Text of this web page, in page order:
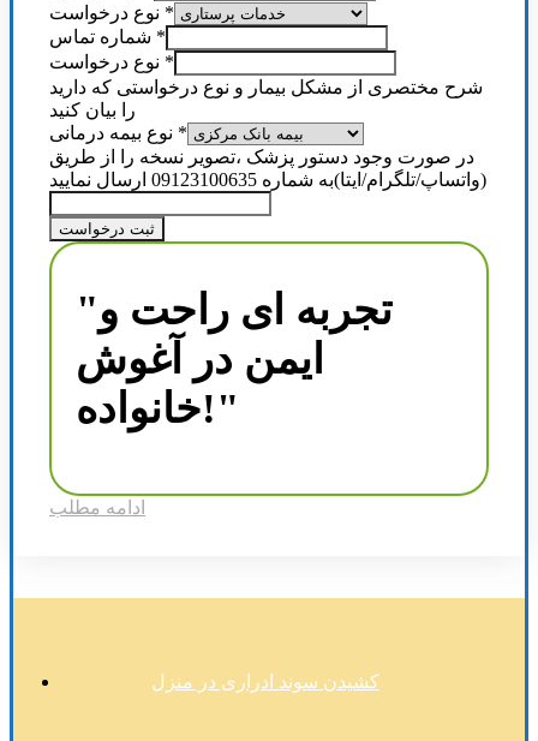
*
*
*
شرح مختصری از مشکل بیمار و نوع درخواستی که دارید
را بیان کنید
*
در صورت وجود دستور پزشک ،تصویر نسخه را از طریق
(واتساپ/تلگرام/ایتا)به شماره 09123100635 ارسال نمایید
ثبت درخواست
"تجربه ای راحت و
ایمن در آغوش
خانواده!"
ادامه مطلب
کشیدن سوند ادراری در منزل